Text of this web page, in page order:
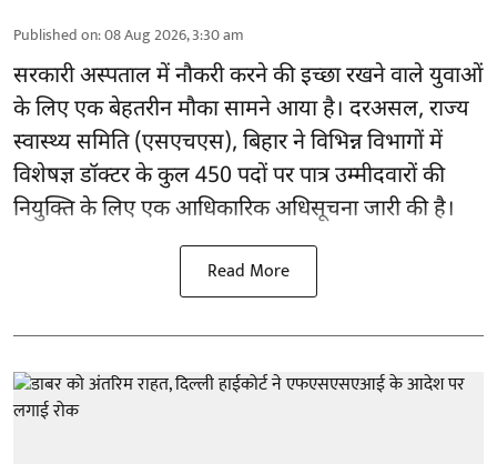
Published on:08 Aug 2026, 3:30 am
सरकारी अस्पताल में नौकरी करने की इच्छा रखने वाले युवाओं
के लिए एक बेहतरीन मौका सामने आया है। दरअसल, राज्य
स्वास्थ्य समिति (एसएचएस), बिहार ने विभिन्न विभागों में
विशेषज्ञ डॉक्टर के कुल 450 पदों पर पात्र उम्मीदवारों की
नियुक्ति के लिए एक आधिकारिक अधिसूचना जारी की है।
Read More